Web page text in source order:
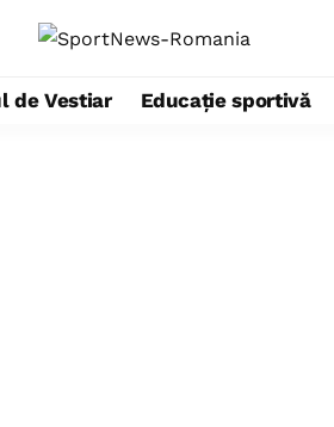
de Vestiar Educație sportivă